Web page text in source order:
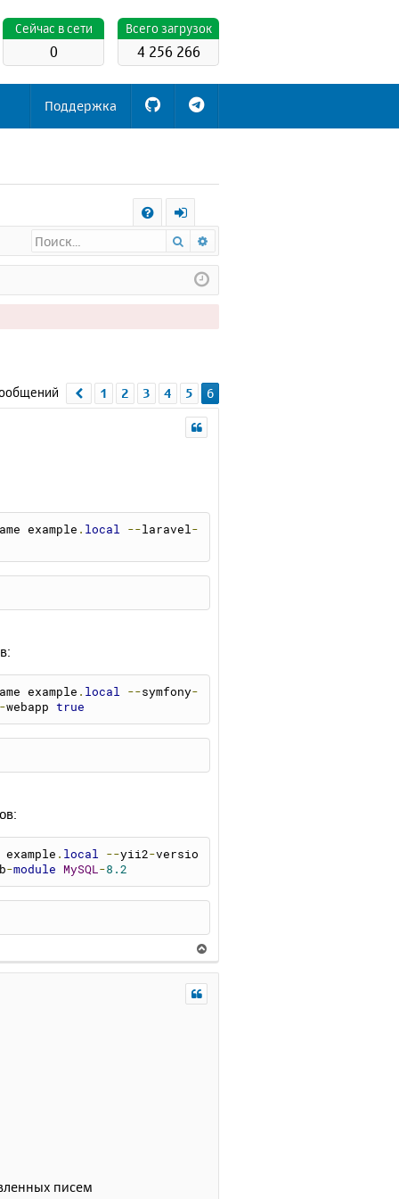
Всего загрузок
4 256 266
Cейчас в сети
0
Поддержка
Q
х
о
д
Поиск
Пред.
1 2 3 4 5 6
example . local --laravel -
example . local --symfony-
webapp true
example . local --yii2-versio
-module MySQL -8.2
е
писем